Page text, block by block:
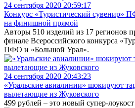
24 сентября 2020 20:59:17
Конкурс «Туристический сувенир»
на финишной прямой
Авторы 510 изделий из 17 регионов
финале Всероссийского конкурса
ПФО и «Большой Урал».
24 сентября 2020 20:43:23
«Уральские авиалинии» шокируют
вылетающие из Жуковского
499 рублей – это новый супер-